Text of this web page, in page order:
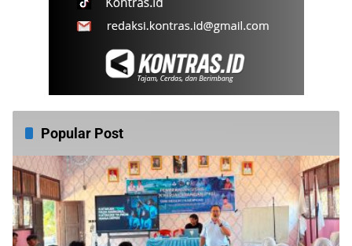
Popular Post